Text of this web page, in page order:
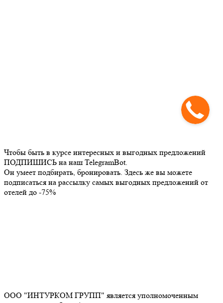
Чтобы быть в курсе интересных и выгодных предложений
ПОДПИШИСЬ на наш TelegramBot.
Он умеет подбирать, бронировать. Здесь же вы можете
подписаться на рассылку самых выгодных предложений от
отелей до -75%
ООО "ИНТУРКОМ ГРУПП" является уполномоченным